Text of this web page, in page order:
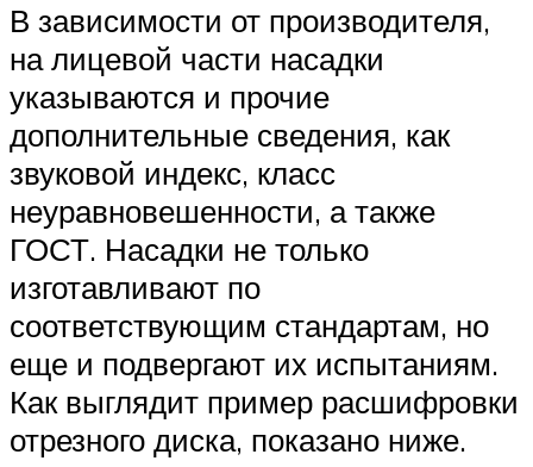
В зависимости от производителя,
на лицевой части насадки
указываются и прочие
дополнительные сведения, как
звуковой индекс, класс
неуравновешенности, а также
ГОСТ. Насадки не только
изготавливают по
соответствующим стандартам, но
еще и подвергают их испытаниям.
Как выглядит пример расшифровки
отрезного диска, показано ниже.